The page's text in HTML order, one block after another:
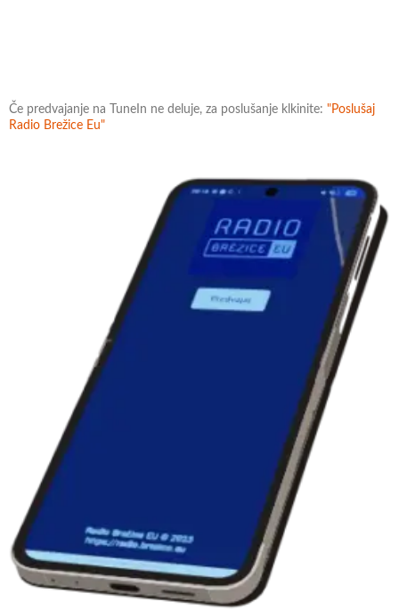
Če predvajanje na TuneIn ne deluje, za poslušanje klkinite: "Poslušaj
Radio Brežice Eu"